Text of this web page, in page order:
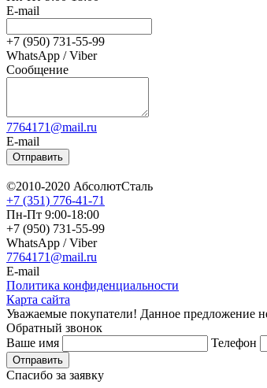
E-mail
+7 (950) 731-55-99
WhatsApp / Viber
Сообщение
7764171@mail.ru
E-mail
Отправить
©2010-2020 АбсолютСталь
+7 (351) 776-41-71
Пн-Пт 9:00-18:00
+7 (950) 731-55-99
WhatsApp / Viber
7764171@mail.ru
E-mail
Политика конфиденциальности
Карта сайта
Уважаемые покупатели! Данное предложение
Обратный звонок
Ваше имя
Телефон
Отправить
Спасибо за заявку